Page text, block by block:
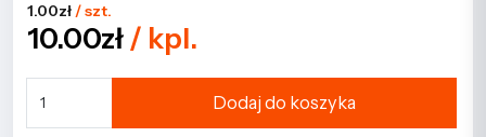
1.00zł / szt.
10.00zł/ kpl.
Dodaj do koszyka